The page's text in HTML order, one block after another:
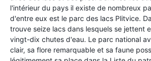
l'intérieur du pays il existe de nombreux
d'entre eux est le parc des lacs Plitvice.
trouve seize lacs dans lesquels se jettent
vingt-dix chutes d'eau. Le parc national
clair, sa flore remarquable et sa faune